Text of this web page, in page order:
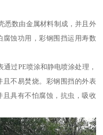
悉数由金属材料制成，并且外
蚀功用，彩钢围挡运用寿数
过PE喷涂和静电喷涂处理，
不易焚烧。彩钢围挡的外表
具有不怕腐蚀，抗虫，吸收